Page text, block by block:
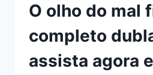
O olho do mal
completo
assista agora